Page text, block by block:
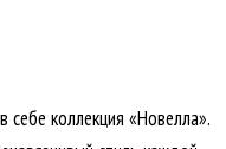
себе коллекция «Новелла».